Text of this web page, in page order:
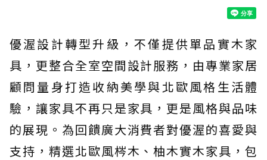
優渥設計轉型升級，不僅提供單品實木家
具，更整合全室空間設計服務，由專業家居
顧問量身打造收納美學與北歐風格生活體
驗，讓家具不再只是家具，更是風格與品味
的展現。為回饋廣大消費者對優渥的喜愛與
支持，精選北歐風梣木、柚木實木家具，包